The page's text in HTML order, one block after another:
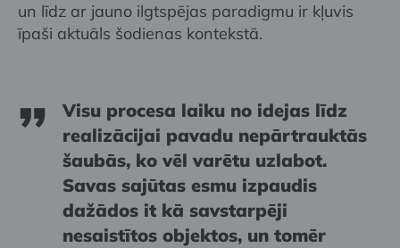
un līdz ar jauno ilgtspējas paradigmu ir kļuvis
īpaši aktuāls šodienas kontekstā.
Visu procesa laiku no idejas līdz
realizācijai pavadu nepārtrauktās
šaubās, ko vēl varētu uzlabot.
Savas sajūtas esmu izpaudis
dažādos it kā savstarpēji
nesaistītos objektos, un tomēr